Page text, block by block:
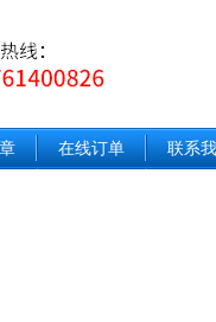
在线订单 联系